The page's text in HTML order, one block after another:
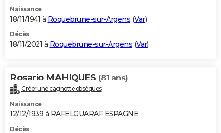
Naissance
18/11/1941 à Roquebrune-sur-Argens (Var)
Décès
18/11/2021 à Roquebrune-sur-Argens (Var)
Rosario MAHIQUES (81 ans)
Créer une cagnotte obsèques
Naissance
12/12/1939 à RAFELGUARAF ESPAGNE
Décès